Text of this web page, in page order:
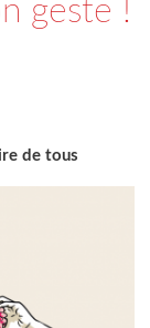
geste !
de tous